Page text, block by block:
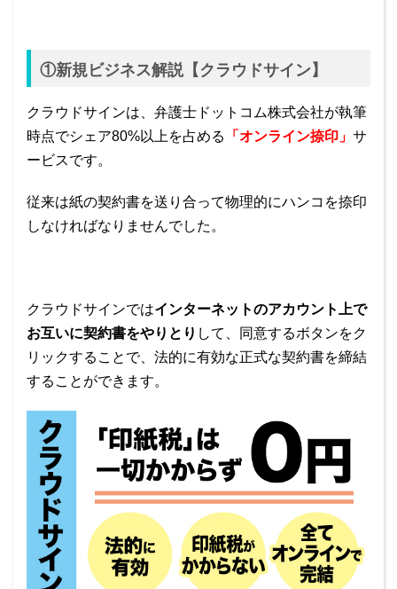
①新規ビジネス解説【クラウドサイン】
クラウドサインは、弁護士ドットコム株式会社が執筆
時点でシェア80%以上を占める
「オンライン捺印」 サ
ービスです。
従来は紙の契約書を送り合って物理的にハンコを捺印
しなければなりませんでした。
クラウドサインではインターネットのアカウント上で
お互いに契約書をやりとり して、同意するボタンをク
リックすることで、法的に有効な正式な契約書を締結
することができます。